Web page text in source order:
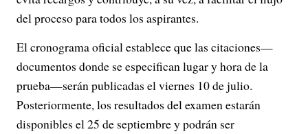
del proceso para todos los aspirantes.
El cronograma oficial establece que las citaciones—
documentos donde se especifican lugar y hora de la
prueba—serán publicadas el viernes 10 de julio.
Posteriormente, los resultados del examen estarán
disponibles el 25 de septiembre y podrán ser